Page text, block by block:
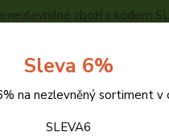
nezlevněné zboží s kódem
Hledat
Sleva 6%
na nezlevněný sortiment v
SLEVA6